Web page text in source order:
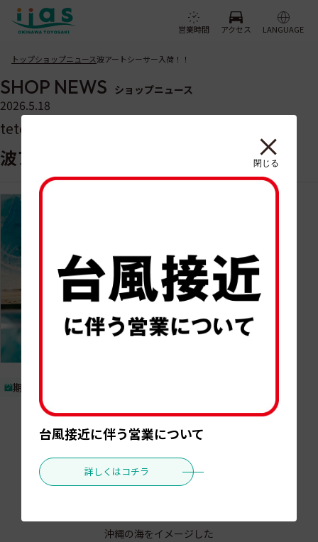
閉じる
台風接近に伴う営業について
詳しくはコチラ
営業時間 アクセス LANGUAGE
トップショップニュース波アートシーサー入荷！！
SHOP NEWS ショップニュース
2026.5.18
tete by okinawa
波アートシーサー入荷！！
期間
こんにちは
tete by okinawa です
沖縄の海をイメージした